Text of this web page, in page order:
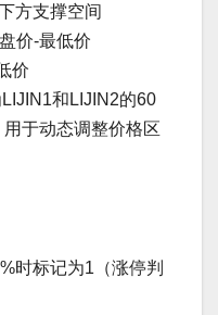
方支撑空间
价-最低价
价
LIJIN1和LIJIN2的60
于动态调整价格区
时标记为1（涨停判